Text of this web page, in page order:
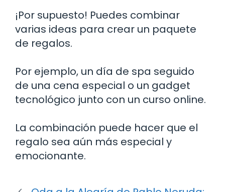
¡Por supuesto! Puedes combinar
varias ideas para crear un paquete
de regalos.
Por ejemplo, un día de spa seguido
de una cena especial o un gadget
tecnológico junto con un curso online.
La combinación puede hacer que el
regalo sea aún más especial y
emocionante.